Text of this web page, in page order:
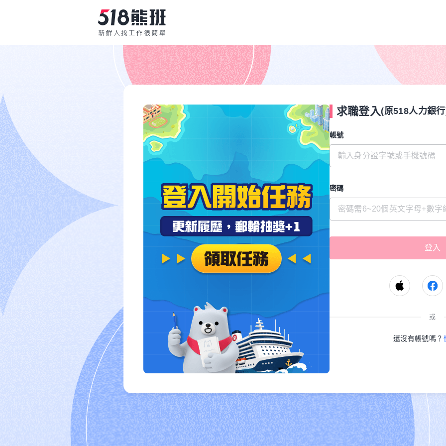
求職登入(原518人力銀
帳號
密碼
或
還沒有帳號嗎？